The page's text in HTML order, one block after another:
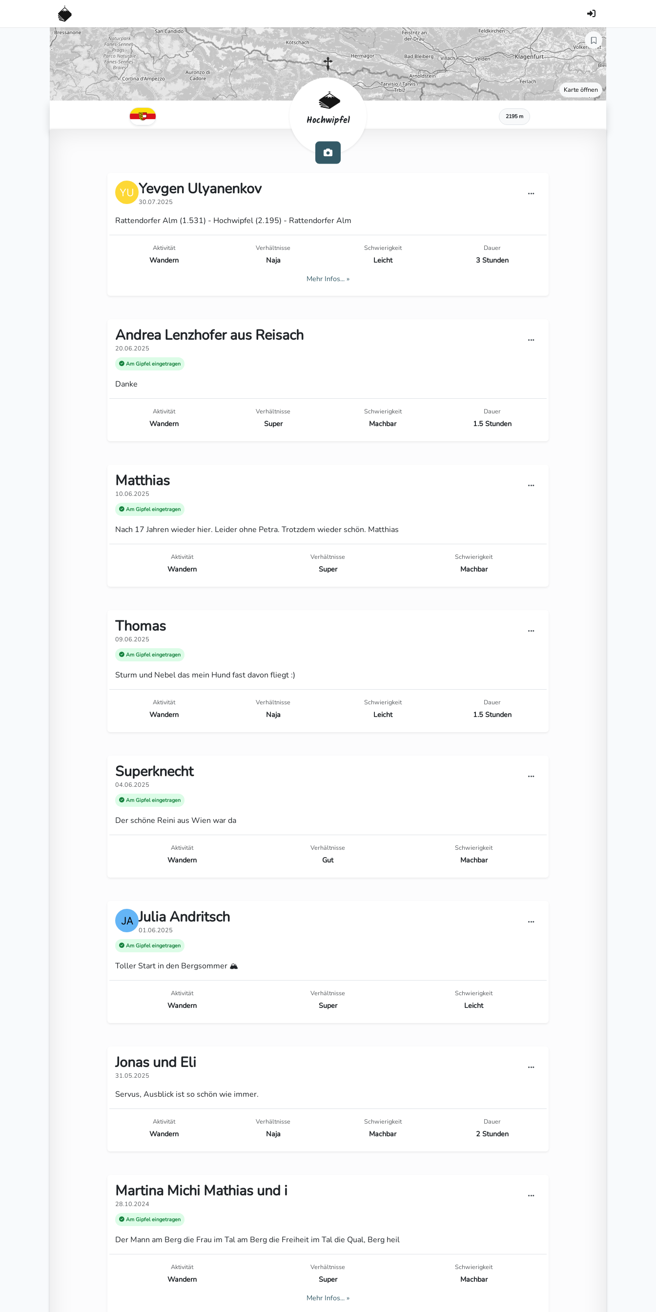
Karte öffnen
Hochwipfel 2195 m
Yevgen Ulyanenkov
30.07.2025
Rattendorfer Alm (1.531) - Hochwipfel (2.195) - Rattendorfer Alm
Aktivität
Wandern
Verhältnisse
Naja
Schwierigkeit
Leicht
Dauer
3 Stunden
Mehr Infos... »
Andrea Lenzhofer aus Reisach
20.06.2025
Am Gipfel eingetragen
Danke
Aktivität
Wandern
Verhältnisse
Super
Schwierigkeit
Machbar
Dauer
1.5 Stunden
Matthias
10.06.2025
Am Gipfel eingetragen
Nach 17 Jahren wieder hier. Leider ohne Petra. Trotzdem wieder schön. Matthias
Aktivität
Wandern
Verhältnisse
Super
Schwierigkeit
Machbar
Thomas
09.06.2025
Am Gipfel eingetragen
Sturm und Nebel das mein Hund fast davon fliegt :)
Aktivität
Wandern
Verhältnisse
Naja
Schwierigkeit
Leicht
Dauer
1.5 Stunden
Superknecht
04.06.2025
Am Gipfel eingetragen
Der schöne Reini aus Wien war da
Aktivität
Wandern
Verhältnisse
Gut
Schwierigkeit
Machbar
Julia Andritsch
01.06.2025
Am Gipfel eingetragen
Toller Start in den Bergsommer 🏔️
Aktivität
Wandern
Verhältnisse
Super
Schwierigkeit
Leicht
Jonas und Eli
31.05.2025
Servus, Ausblick ist so schön wie immer.
Aktivität
Wandern
Verhältnisse
Naja
Schwierigkeit
Machbar
Dauer
2 Stunden
Martina Michi Mathias und i
28.10.2024
Am Gipfel eingetragen
Der Mann am Berg die Frau im Tal am Berg die Freiheit im Tal die Qual, Berg heil
Aktivität
Wandern
Verhältnisse
Super
Schwierigkeit
Machbar
Mehr Infos... »